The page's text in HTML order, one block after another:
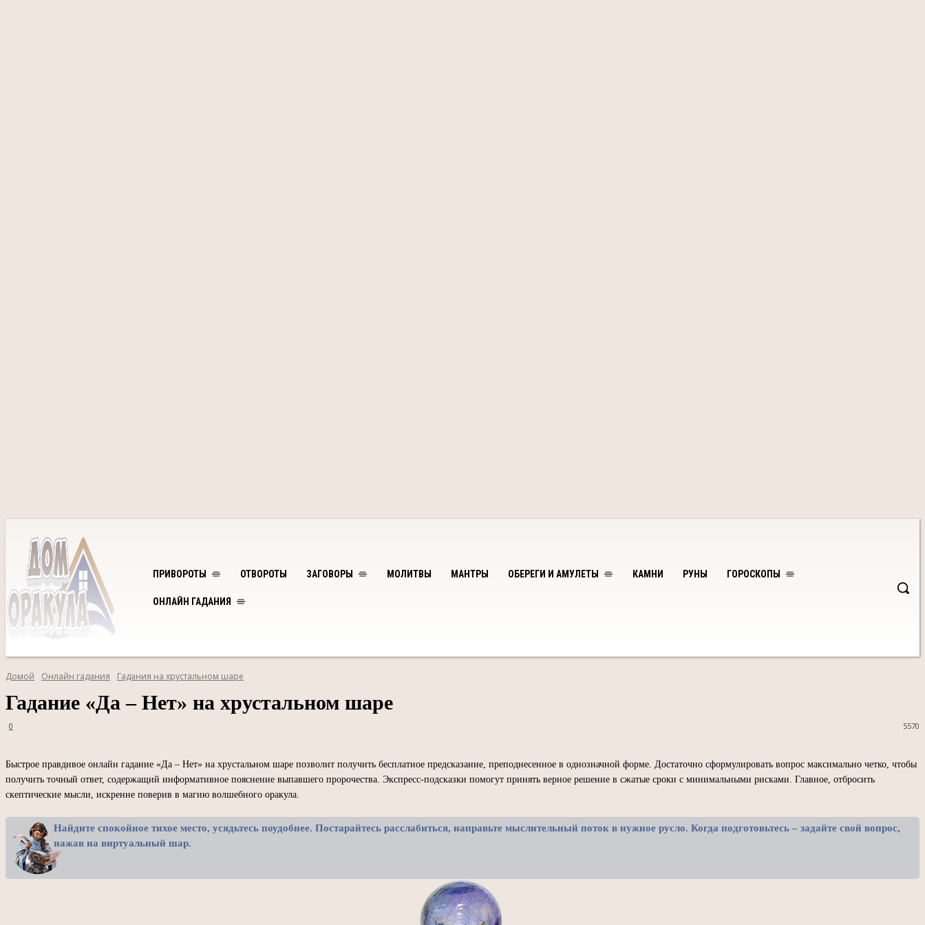
ПРИВОРОТЫ ОТВОРОТЫ ЗАГОВОРЫ МОЛИТВЫ МАНТРЫ ОБЕРЕГИ И АМУЛЕТЫ КАМНИ РУНЫ ГОРОСКОПЫ
ОНЛАЙН ГАДАНИЯ
Домой Онлайн гадания Гадания на хрустальном шаре
Гадание «Да – Нет» на хрустальном шаре
5570
0
Быстрое правдивое онлайн гадание «Да – Нет» на хрустальном шаре позволит получить бесплатное предсказание, преподнесенное в однозначной форме. Достаточно сформулировать вопрос максимально четко, чтобы
получить точный ответ, содержащий информативное пояснение выпавшего пророчества. Экспресс-подсказки помогут принять верное решение в сжатые сроки с минимальными рисками. Главное, отбросить
скептические мысли, искренне поверив в магию волшебного оракула.
Найдите спокойное тихое место, усядьтесь поудобнее. Постарайтесь расслабиться, направьте мыслительный поток в нужное русло. Когда подготовьтесь – задайте свой вопрос,
нажав на виртуальный шар.